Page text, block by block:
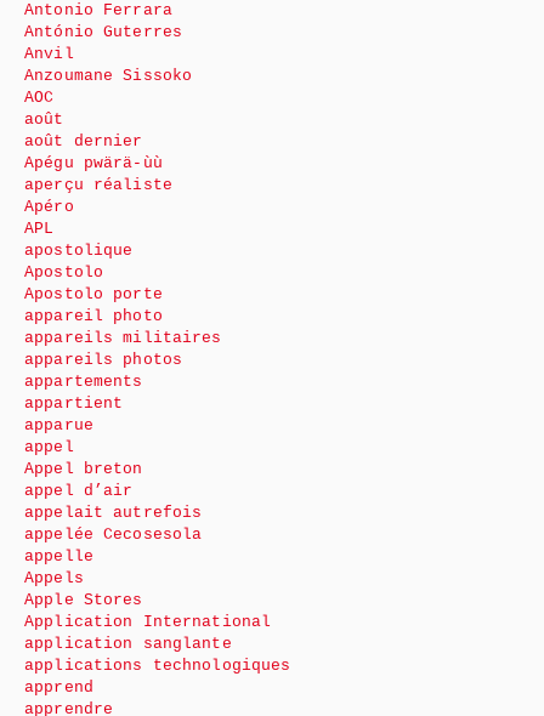
Antonio Ferrara
António Guterres
Anvil
Anzoumane Sissoko
AOC
août
août dernier
Apégu pwärä-ùù
aperçu réaliste
Apéro
APL
apostolique
Apostolo
Apostolo porte
appareil photo
appareils militaires
appareils photos
appartements
appartient
apparue
appel
Appel breton
appel d’air
appelait autrefois
appelée Cecosesola
appelle
Appels
Apple Stores
Application International
application sanglante
applications technologiques
apprend
apprendre